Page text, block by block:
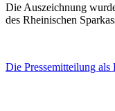
Die Auszeichnung
des Rheinischen
Die Pressemitteilung als